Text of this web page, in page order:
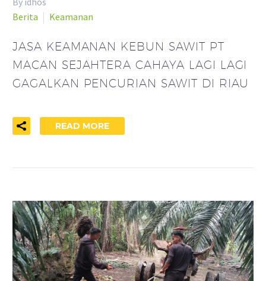
Berita
Keamanan
JASA KEAMANAN KEBUN SAWIT PT
MACAN SEJAHTERA CAHAYA LAGI LAGI
GAGALKAN PENCURIAN SAWIT DI RIAU
READ MORE